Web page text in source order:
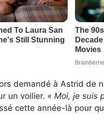
demandé à Astrid de
un voilier. « Moi, je suis
cette année-là pour